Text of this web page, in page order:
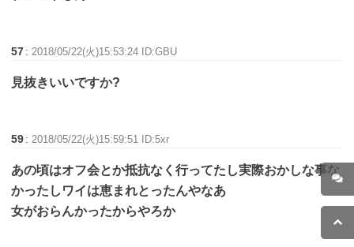
57 : 2018/05/22(火)15:53:24 ID:GBU
見抜きいいですか?
59 : 2018/05/22(火)15:59:51 ID:5xr
あの頃はオフ会とか抵抗なく行ってたし実際おかしな事な
かったしワイは恵まれとったんやなあ
女がおらんかったからやろか